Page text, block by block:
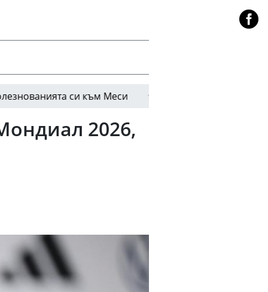
си към Меси 18:46 Конър Галахър измъкна
2026,